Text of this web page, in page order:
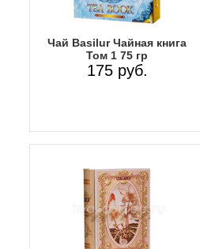
Чай Basilur Чайная книга
Том 1 75 гр
175 руб.